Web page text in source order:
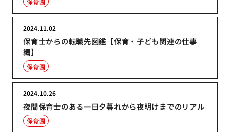
保育士からの転職先図鑑【保育・子ども関連の仕事
編】
2024.11.02
保育園
夜間保育士のある一日夕暮れから夜明けまでのリアル
2024.10.26
保育園